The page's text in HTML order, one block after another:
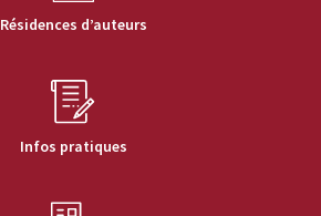
Résidences d’auteurs
Infos pratiques